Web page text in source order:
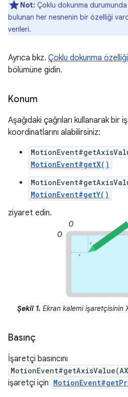
Not: Çoklu dokunma
bulunan her nesnenin bir özelliği
verileri.
Ayrıca bkz. Çoklu dokunma
bölümüne gidin.
Konum
Aşağıdaki çağrıları kullanarak bir
koordinatlarını alabilirsiniz:
MotionEvent#getX()
MotionEvent#getY()
ziyaret edin.
Şekil 1. Ekran kalemi işaretçisinin
Basınç
İşaretçi basıncını
işaretçi için